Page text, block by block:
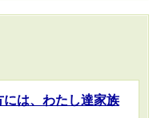
には、わたし達家族